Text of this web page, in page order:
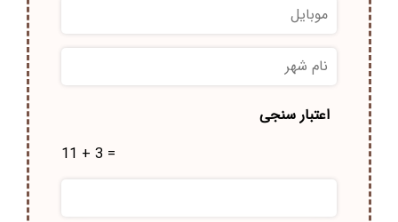
خانوادگی
موبایل
نام
شهر
*
اعتبار سنجی
11 + 3 =